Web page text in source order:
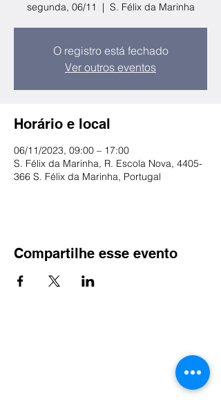
segunda, 06/11
  |
S. Félix da Marinha
O registro está fechado
Ver outros eventos
Horário e local
06/11/2023, 09:00 – 17:00
S. Félix da Marinha, R. Escola Nova, 4405-
366 S. Félix da Marinha, Portugal
Compartilhe esse evento